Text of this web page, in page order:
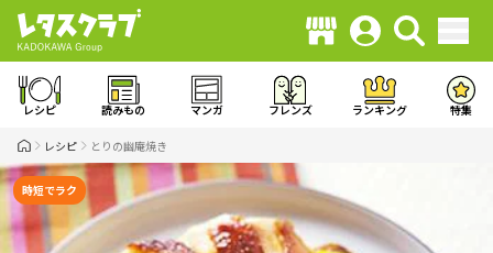
レシピ 読みもの マンガ フレンズ ランキング 特集
レシピ とりの幽庵焼き
時短でラク